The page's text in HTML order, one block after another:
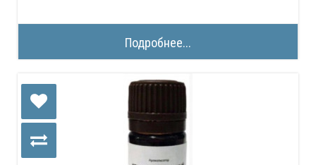
Подробнее...